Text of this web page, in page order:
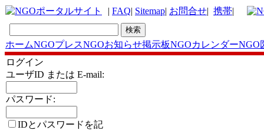
| FAQ| Sitemap| お問合せ| 携帯|
ホームNGOプレスNGOお知らせ掲示板NGOカレンダーNGO
ログイン
ユーザID または E-mail:
パスワード:
IDとパスワードを記